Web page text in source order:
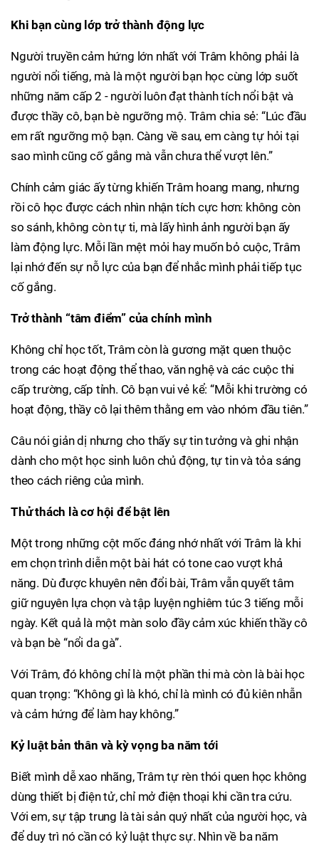
Khi bạn cùng lớp trở thành động lực
Người truyền cảm hứng lớn nhất với Trâm không phải là
người nổi tiếng, mà là một người bạn học cùng lớp suốt
những năm cấp 2 - người luôn đạt thành tích nổi bật và
được thầy cô, bạn bè ngưỡng mộ. Trâm chia sẻ: “Lúc đầu
em rất ngưỡng mộ bạn. Càng về sau, em càng tự hỏi tại
sao mình cũng cố gắng mà vẫn chưa thể vượt lên.”
Chính cảm giác ấy từng khiến Trâm hoang mang, nhưng
rồi cô học được cách nhìn nhận tích cực hơn: không còn
so sánh, không còn tự ti, mà lấy hình ảnh người bạn ấy
làm động lực. Mỗi lần mệt mỏi hay muốn bỏ cuộc, Trâm
lại nhớ đến sự nỗ lực của bạn để nhắc mình phải tiếp tục
cố gắng.
Trở thành “tâm điểm” của chính mình
Không chỉ học tốt, Trâm còn là gương mặt quen thuộc
trong các hoạt động thể thao, văn nghệ và các cuộc thi
cấp trường, cấp tỉnh. Cô bạn vui vẻ kể: “Mỗi khi trường có
hoạt động, thầy cô lại thêm thằng em vào nhóm đầu tiên.”
Câu nói giản dị nhưng cho thấy sự tin tưởng và ghi nhận
dành cho một học sinh luôn chủ động, tự tin và tỏa sáng
theo cách riêng của mình.
Thử thách là cơ hội để bật lên
Một trong những cột mốc đáng nhớ nhất với Trâm là khi
em chọn trình diễn một bài hát có tone cao vượt khả
năng. Dù được khuyên nên đổi bài, Trâm vẫn quyết tâm
giữ nguyên lựa chọn và tập luyện nghiêm túc 3 tiếng mỗi
ngày. Kết quả là một màn solo đầy cảm xúc khiến thầy cô
và bạn bè “nổi da gà”.
Với Trâm, đó không chỉ là một phần thi mà còn là bài học
quan trọng: “Không gì là khó, chỉ là mình có đủ kiên nhẫn
và cảm hứng để làm hay không.”
Kỷ luật bản thân và kỳ vọng ba năm tới
Biết mình dễ xao nhãng, Trâm tự rèn thói quen học không
dùng thiết bị điện tử, chỉ mở điện thoại khi cần tra cứu.
Với em, sự tập trung là tài sản quý nhất của người học, và
để duy trì nó cần có kỷ luật thực sự. Nhìn về ba năm